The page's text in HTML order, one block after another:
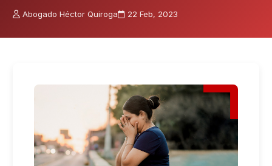
Abogado Héctor Quiroga 22 Feb, 2023